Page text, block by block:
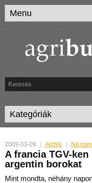
2009-03-09 Archív No
A francia TGV-
argentin borokat
Mint mondta, néhány